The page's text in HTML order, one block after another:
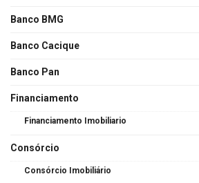
Banco BMG
Banco Cacique
Banco Pan
Financiamento
Financiamento Imobiliario
Consórcio
Consórcio Imobiliário